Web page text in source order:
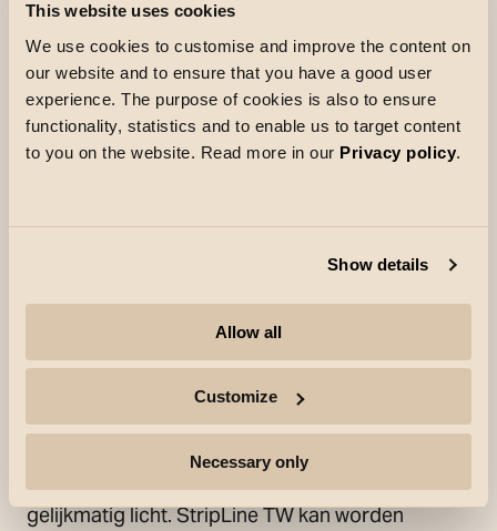
This website uses cookies
We use cookies to customise and improve the content on
our website and to ensure that you have a good user
experience. The purpose of cookies is also to ensure
functionality, statistics and to enable us to target content
to you on the website. Read more in our Privacy policy.
Show details
Allow all
Customize
Necessary only
van de vier beschikbare StripLine aluminium
profielen voor opbouw-, hoek- of
inbouwinstallatie of trimless. De profielen
worden geleverd met een stevige polycarbonaat
cover die eenvoudig kan worden bevestigd en
doorlopende ledlijnen (cover op rol past niet op
Soft- en Slim-profielen. Dit geldt ook voor ronde
covers). Voor het voeden van StripLine TW zijn
een driver en een controller nodig. Voor
bediening van de controller (licht) kan gebruik
worden gemaakt van een handige drukknop of
via de SG Smart App.. De LED’s zijn met zeer
korte tussenpozen geplaatst en geven een
gelijkmatig licht. StripLine TW kan worden